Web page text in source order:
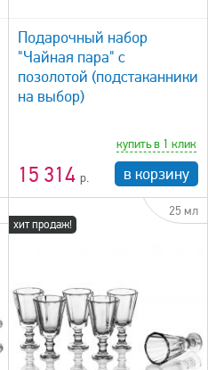
Подарочный набор
"Чайная пара" с
позолотой (подстаканники
на выбор)
15 314
купить в 1 клик
в корзину
хит продаж!
25 мл